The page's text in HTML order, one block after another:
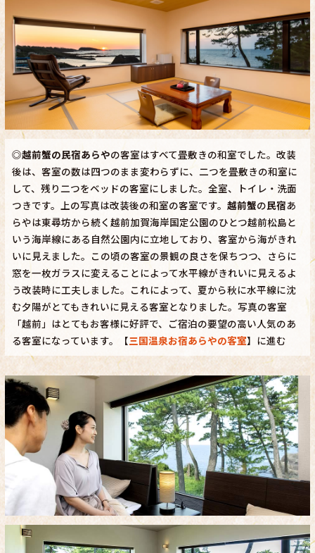
◎越前蟹の民宿あらやの客室はすべて畳敷きの和室でした。改装
後は、客室の数は四つのまま変わらずに、二つを畳敷きの和室に
して、残り二つをベッドの客室にしました。全室、トイレ・洗面
つきです。上の写真は改装後の和室の客室です。 越前蟹の民宿あ
らやは東尋坊から続く越前加賀海岸国定公園のひとつ越前松島と
いう海岸線にある自然公園内に立地しており、客室から海がきれ
いに見えました。この頃の客室の景観の良さを保ちつつ、さらに
窓を一枚ガラスに変えることによって水平線がきれいに見えるよ
う改装時に工夫しました。これによって、夏から秋に水平線に沈
む夕陽がとてもきれいに見える客室となりました。写真の客室
「越前」はとてもお客様に好評で、ご宿泊の要望の高い人気のあ
る客室になっています。【三国温泉お宿あらやの客室】に進む